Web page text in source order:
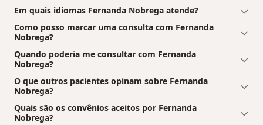
Em quais idiomas Fernanda Nobrega atende?
Como posso marcar uma consulta com Fernanda
Nobrega?
Quando poderia me consultar com Fernanda
Nobrega?
O que outros pacientes opinam sobre Fernanda
Nobrega?
Quais são os convênios aceitos por Fernanda
Nobrega?